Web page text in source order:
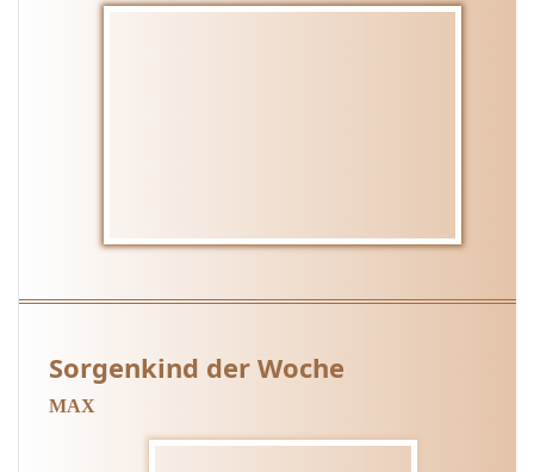
Sorgenkind der Woche
MAX